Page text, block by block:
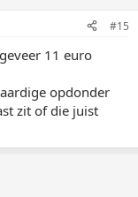
#15
11 euro
opdonder
zit of die juist